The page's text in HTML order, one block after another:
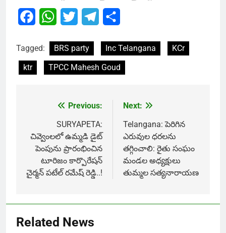
FacebookWhatsApp
Twitter Telegram
Tagged: BRS party Inc Telangana
KCr
ktr
TPCC Mahesh Goud
navigation
Previous:
SURYAPETA:
చివ్వెంలలో ఉమ్మడి డైట్
పెంపును ప్రారంభించిన
టూరిజం కార్పొరేషన్
చైర్మన్ పటేల్ రమేష్ రెడ్డి..!
Next:
Telangana: పెరిగిన
ఎరువుల ధరలను
తగ్గించాలి: రైతు సంఘం
మండల అధ్యక్షులు
తుమ్మల సత్యనారాయణ
Related News